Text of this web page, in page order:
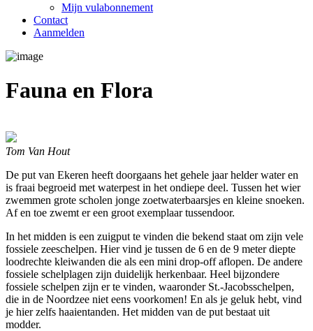
Mijn vulabonnement
Contact
Aanmelden
Fauna en Flora
Tom Van Hout
De put van Ekeren heeft doorgaans het gehele jaar helder water en
is fraai begroeid met waterpest in het ondiepe deel. Tussen het wier
zwemmen grote scholen jonge zoetwaterbaarsjes en kleine snoeken.
Af en toe zwemt er een groot exemplaar tussendoor.
In het midden is een zuigput te vinden die bekend staat om zijn vele
fossiele zeeschelpen. Hier vind je tussen de 6 en de 9 meter diepte
loodrechte kleiwanden die als een mini drop-off aflopen. De andere
fossiele schelplagen zijn duidelijk herkenbaar. Heel bijzondere
fossiele schelpen zijn er te vinden, waaronder St.-Jacobsschelpen,
die in de Noordzee niet eens voorkomen! En als je geluk hebt, vind
je hier zelfs haaientanden. Het midden van de put bestaat uit
modder.